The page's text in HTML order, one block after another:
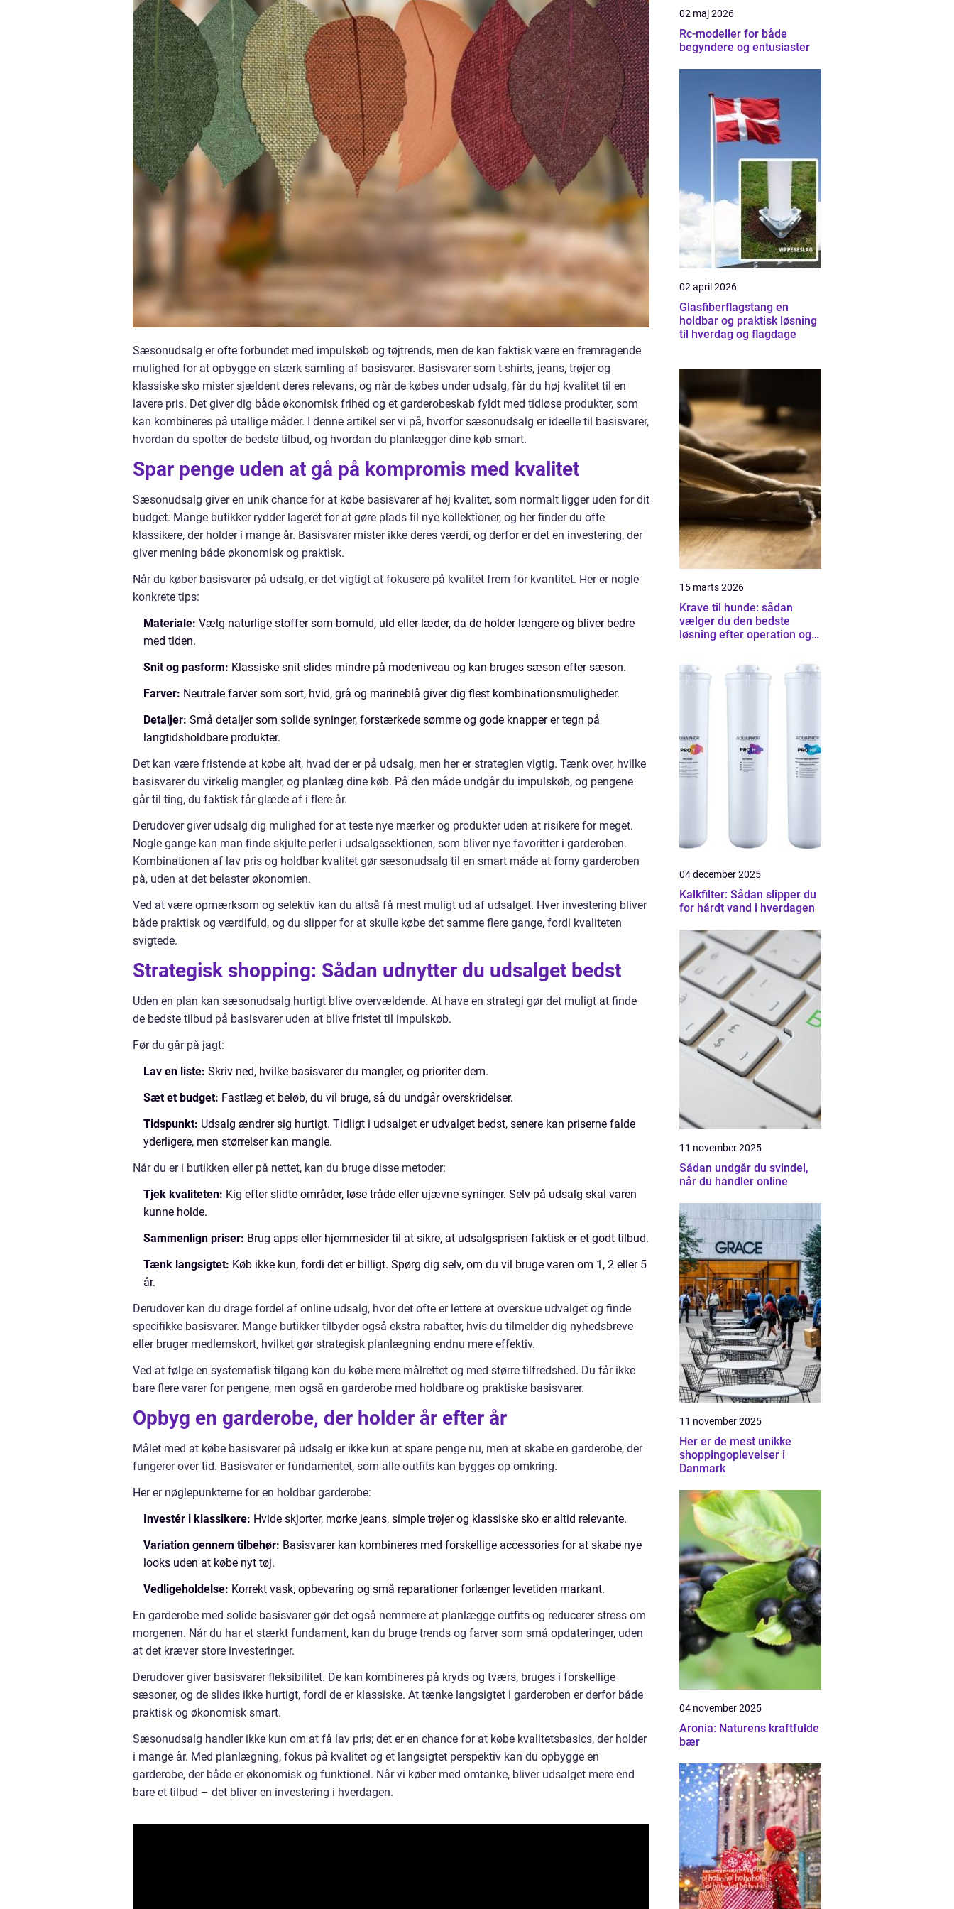
Sæsonudsalg er ofte forbundet med impulskøb og tøjtrends, men de kan faktisk være en fremragende
mulighed for at opbygge en stærk samling af basisvarer. Basisvarer som t-shirts, jeans, trøjer og
klassiske sko mister sjældent deres relevans, og når de købes under udsalg, får du høj kvalitet til en
lavere pris. Det giver dig både økonomisk frihed og et garderobeskab fyldt med tidløse produkter, som
kan kombineres på utallige måder. I denne artikel ser vi på, hvorfor sæsonudsalg er ideelle til basisvarer,
hvordan du spotter de bedste tilbud, og hvordan du planlægger dine køb smart.
Spar penge uden at gå på kompromis med kvalitet
Sæsonudsalg giver en unik chance for at købe basisvarer af høj kvalitet, som normalt ligger uden for dit
budget. Mange butikker rydder lageret for at gøre plads til nye kollektioner, og her finder du ofte
klassikere, der holder i mange år. Basisvarer mister ikke deres værdi, og derfor er det en investering, der
giver mening både økonomisk og praktisk.
Når du køber basisvarer på udsalg, er det vigtigt at fokusere på kvalitet frem for kvantitet. Her er nogle
konkrete tips:
Materiale: Vælg naturlige stoffer som bomuld, uld eller læder, da de holder længere og bliver bedre
med tiden.
Snit og pasform: Klassiske snit slides mindre på modeniveau og kan bruges sæson efter sæson.
Farver: Neutrale farver som sort, hvid, grå og marineblå giver dig flest kombinationsmuligheder.
Detaljer: Små detaljer som solide syninger, forstærkede sømme og gode knapper er tegn på
langtidsholdbare produkter.
Det kan være fristende at købe alt, hvad der er på udsalg, men her er strategien vigtig. Tænk over, hvilke
basisvarer du virkelig mangler, og planlæg dine køb. På den måde undgår du impulskøb, og pengene
går til ting, du faktisk får glæde af i flere år.
Derudover giver udsalg dig mulighed for at teste nye mærker og produkter uden at risikere for meget.
Nogle gange kan man finde skjulte perler i udsalgssektionen, som bliver nye favoritter i garderoben.
Kombinationen af lav pris og holdbar kvalitet gør sæsonudsalg til en smart måde at forny garderoben
på, uden at det belaster økonomien.
Ved at være opmærksom og selektiv kan du altså få mest muligt ud af udsalget. Hver investering bliver
både praktisk og værdifuld, og du slipper for at skulle købe det samme flere gange, fordi kvaliteten
svigtede.
Strategisk shopping: Sådan udnytter du udsalget bedst
Uden en plan kan sæsonudsalg hurtigt blive overvældende. At have en strategi gør det muligt at finde
de bedste tilbud på basisvarer uden at blive fristet til impulskøb.
Før du går på jagt:
Lav en liste: Skriv ned, hvilke basisvarer du mangler, og prioriter dem.
Sæt et budget: Fastlæg et beløb, du vil bruge, så du undgår overskridelser.
Tidspunkt: Udsalg ændrer sig hurtigt. Tidligt i udsalget er udvalget bedst, senere kan priserne falde
yderligere, men størrelser kan mangle.
Når du er i butikken eller på nettet, kan du bruge disse metoder:
Tjek kvaliteten: Kig efter slidte områder, løse tråde eller ujævne syninger. Selv på udsalg skal varen
kunne holde.
Sammenlign priser: Brug apps eller hjemmesider til at sikre, at udsalgsprisen faktisk er et godt tilbud.
Tænk langsigtet: Køb ikke kun, fordi det er billigt. Spørg dig selv, om du vil bruge varen om 1, 2 eller 5
år.
Derudover kan du drage fordel af online udsalg, hvor det ofte er lettere at overskue udvalget og finde
specifikke basisvarer. Mange butikker tilbyder også ekstra rabatter, hvis du tilmelder dig nyhedsbreve
eller bruger medlemskort, hvilket gør strategisk planlægning endnu mere effektiv.
Ved at følge en systematisk tilgang kan du købe mere målrettet og med større tilfredshed. Du får ikke
bare flere varer for pengene, men også en garderobe med holdbare og praktiske basisvarer.
Opbyg en garderobe, der holder år efter år
Målet med at købe basisvarer på udsalg er ikke kun at spare penge nu, men at skabe en garderobe, der
fungerer over tid. Basisvarer er fundamentet, som alle outfits kan bygges op omkring.
Her er nøglepunkterne for en holdbar garderobe:
Investér i klassikere: Hvide skjorter, mørke jeans, simple trøjer og klassiske sko er altid relevante.
Variation gennem tilbehør: Basisvarer kan kombineres med forskellige accessories for at skabe nye
looks uden at købe nyt tøj.
Vedligeholdelse: Korrekt vask, opbevaring og små reparationer forlænger levetiden markant.
En garderobe med solide basisvarer gør det også nemmere at planlægge outfits og reducerer stress om
morgenen. Når du har et stærkt fundament, kan du bruge trends og farver som små opdateringer, uden
at det kræver store investeringer.
Derudover giver basisvarer fleksibilitet. De kan kombineres på kryds og tværs, bruges i forskellige
sæsoner, og de slides ikke hurtigt, fordi de er klassiske. At tænke langsigtet i garderoben er derfor både
praktisk og økonomisk smart.
Sæsonudsalg handler ikke kun om at få lav pris; det er en chance for at købe kvalitetsbasics, der holder
i mange år. Med planlægning, fokus på kvalitet og et langsigtet perspektiv kan du opbygge en
garderobe, der både er økonomisk og funktionel. Når vi køber med omtanke, bliver udsalget mere end
bare et tilbud – det bliver en investering i hverdagen.
02 maj 2026
Rc-modeller for både
begyndere og entusiaster
02 april 2026
Glasfiberflagstang en
holdbar og praktisk løsning
til hverdag og flagdage
15 marts 2026
Krave til hunde: sådan
vælger du den bedste
løsning efter operation og
04 december 2025
Kalkfilter: Sådan slipper du
for hårdt vand i hverdagen
11 november 2025
Sådan undgår du svindel,
når du handler online
11 november 2025
Her er de mest unikke
shoppingoplevelser i
Danmark
04 november 2025
Aronia: Naturens kraftfulde
bær